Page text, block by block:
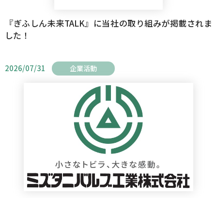
『ぎふしん未来TALK』に当社の取り組みが掲載されま
した！
2026/07/31 企業活動